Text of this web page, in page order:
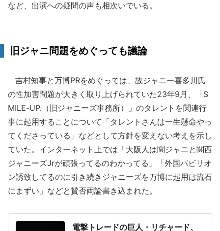
など、出演への疑問の声も相次いでいる。
旧ジャニ問題をめぐっても議論
吉村知事と万博PRをめぐっては、故ジャニー喜多川氏
の性加害問題が大きく取り上げられていた23年9月、「S
MILE-UP.（旧ジャニーズ事務所）」のタレントを関連行
事に起用することについて「タレントさんは一生懸命やっ
てくださっている」などとして方針を変えない考えを示し
ていた。インターネット上では「大阪人は関ジャニと関西
ジャニーズJrが頑張ってるのわかってる」「外国パビリオ
ン誘致してるのに引き続きジャニーズを万博に起用は流石
にまずい」などと賛否両論書き込まれた。
電撃トレードの巨人・リチャード、